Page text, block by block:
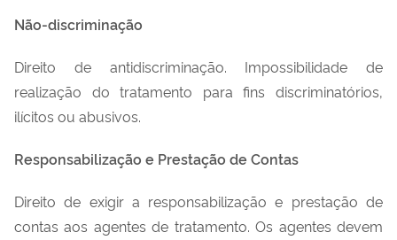
Não-discriminação
Direito de antidiscriminação. Impossibilidade de
realização do tratamento para fins discriminatórios,
ilícitos ou abusivos.
Responsabilização e Prestação de Contas
Direito de exigir a responsabilização e prestação de
contas aos agentes de tratamento. Os agentes devem